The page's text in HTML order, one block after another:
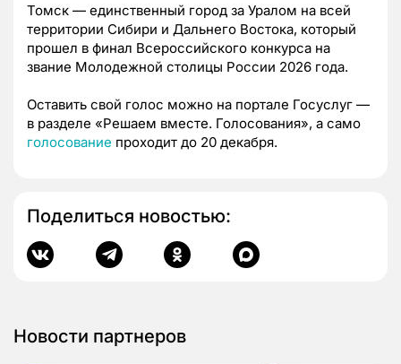
Томск — единственный город за Уралом на всей
территории Сибири и Дальнего Востока, который
прошел в финал Всероссийского конкурса на
звание Молодежной столицы России 2026 года.
Оставить свой голос можно на портале Госуслуг —
в разделе «Решаем вместе. Голосования», а само
голосование проходит до 20 декабря.
Поделиться новостью:
Новости партнеров